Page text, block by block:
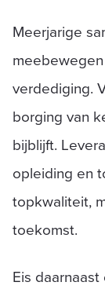
Meerjarige
verdediging.
borging van
bijblijft.
opleiding en
topkwaliteit,
toekomst.
Eis